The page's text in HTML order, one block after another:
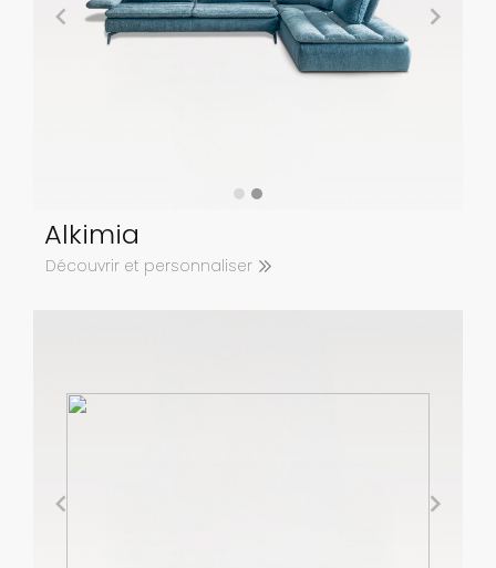
Alkimia
Découvrir et personnaliser